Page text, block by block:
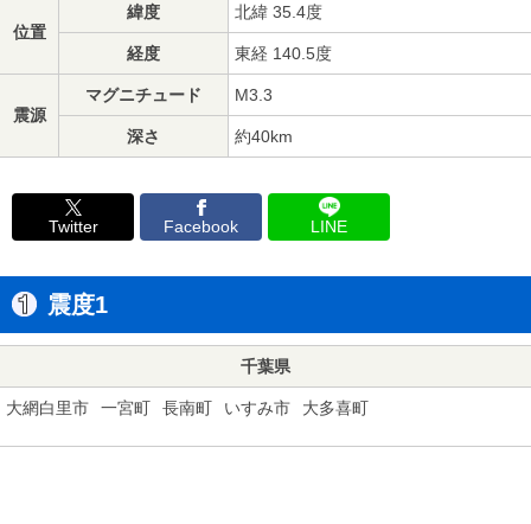
位置
緯度 北緯 35.4度
経度 東経 140.5度
震源
マグニチュード M3.3
深さ 約40km
Twitter Facebook LINE
震度1
千葉県
大網白里市 一宮町 長南町 いすみ市 大多喜町